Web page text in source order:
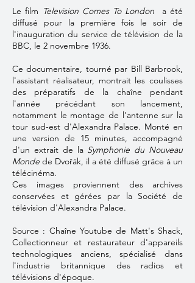
Le film Television Comes To London
a été
diffusé pour la première fois le soir de
l'inauguration du service de télévision de la
BBC, le 2 novembre 1936.
Ce documentaire, tourné par Bill Barbrook,
l'assistant réalisateur, montrait les coulisses
des préparatifs de la chaîne pendant
l'année précédant son lancement,
notamment le montage de l'antenne sur la
tour sud-est d'Alexandra Palace. Monté en
une version de 15 minutes, accompagné
d'un extrait de la Symphonie du Nouveau
Monde de Dvořák, il a été diffusé grâce à un
télécinéma.
Ces images proviennent des archives
conservées et gérées par la Société de
télévision d'Alexandra Palace.
Source : Chaîne Youtube de Matt's Shack,
Collectionneur et restaurateur d'appareils
technologiques anciens, spécialisé dans
l'industrie britannique des radios et
télévisions d'époque.